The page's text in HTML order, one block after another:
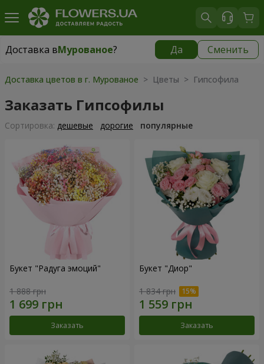
Доставка вМурованое? Да Сменить
Доставка вМурованое|
Доставка цветов в г. Мурованое > Цветы > Гипсофила
Заказать Гипсофилы
Cортировка: дешевые дорогие популярные
Букет "Радуга эмоций"
1 888 грн
Заказать
Букет "Диор"
1 834 грн
Заказать